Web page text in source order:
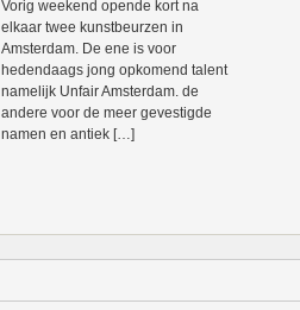
Vorig weekend opende kort na
elkaar twee kunstbeurzen in
Amsterdam. De ene is voor
hedendaags jong opkomend talent
namelijk Unfair Amsterdam. de
andere voor de meer gevestigde
namen en antiek […]